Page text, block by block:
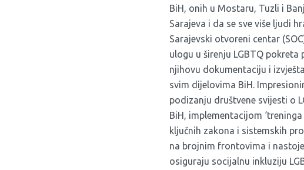
BiH, onih u Mostaru, Tuzli i
Sarajeva i da se sve više ljudi
Sarajevski otvoreni centar
ulogu u širenju LGBTQ
njihovu dokumentaciju i
svim dijelovima BiH.
podizanju društvene svijesti o
BiH, implementacijom
ključnih zakona i sistemskih
na brojnim frontovima i
osiguraju socijalnu inkluziju